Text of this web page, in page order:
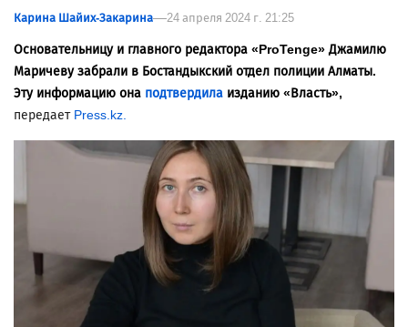
Карина Шайих-Закарина 24 апреля 2024 г. 21:25
Основательницу и главного редактора «ProTenge» Джамилю
Маричеву забрали в Бостандыкский отдел полиции Алматы.
Эту информацию она подтвердила изданию «Власть»,
передает Press.kz.